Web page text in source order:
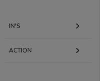
IN'S
ACTION